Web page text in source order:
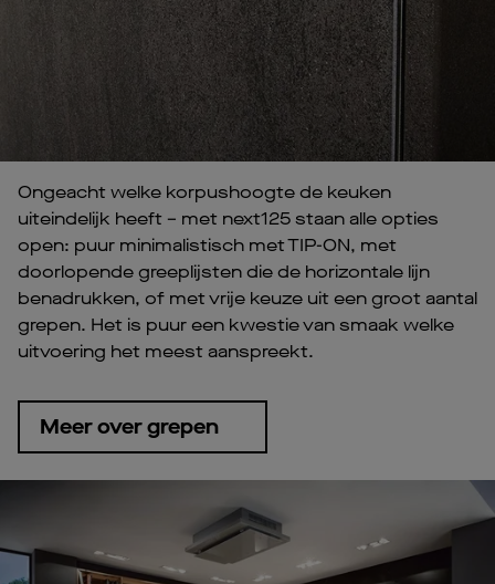
Ongeacht welke korpushoogte de keuken
uiteindelijk heeft – met next125 staan alle opties
open: puur minimalistisch met TIP-ON, met
doorlopende greeplijsten die de horizontale lijn
benadrukken, of met vrije keuze uit een groot aantal
grepen. Het is puur een kwestie van smaak welke
uitvoering het meest aanspreekt.
Meer over grepen